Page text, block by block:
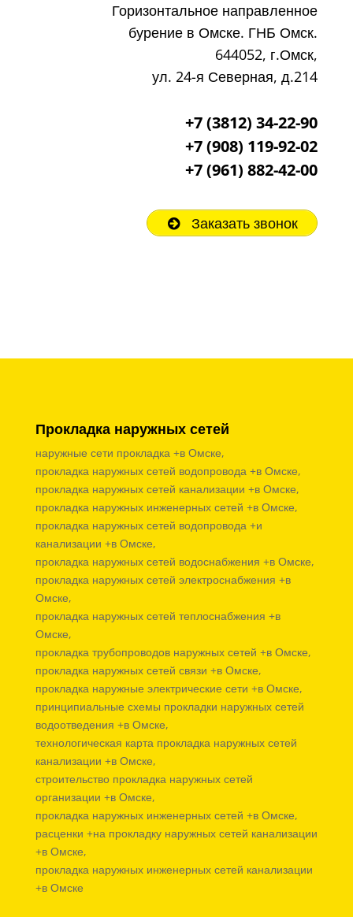
Горизонтальное направленное
бурение в Омске. ГНБ Омск.
644052, г.Омск,
ул. 24-я Северная, д.214
+7 (3812) 34-22-90
+7 (908) 119-92-02
+7(961) 882-42-00
Заказать звонок
Прокладка наружных сетей
наружные сети прокладка +в Омске,
прокладка наружных сетей водопровода +в Омске,
прокладка наружных сетей канализации +в Омске,
прокладка наружных инженерных сетей +в Омске,
прокладка наружных сетей водопровода +и
канализации +в Омске,
прокладка наружных сетей водоснабжения +в Омске,
прокладка наружных сетей электроснабжения +в
Омске,
прокладка наружных сетей теплоснабжения +в
Омске,
прокладка трубопроводов наружных сетей +в Омске,
прокладка наружных сетей связи +в Омске,
прокладка наружные электрические сети +в Омске,
принципиальные схемы прокладки наружных сетей
водоотведения +в Омске,
технологическая карта прокладка наружных сетей
канализации +в Омске,
строительство прокладка наружных сетей
организации +в Омске,
прокладка наружных инженерных сетей +в Омске,
расценки +на прокладку наружных сетей канализации
+в Омске,
прокладка наружных инженерных сетей канализации
+в Омске